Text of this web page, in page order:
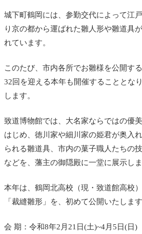
城下町鶴岡には、参勤交代によって江
り京の都から運ばれた雛人形や雛道具
れています。
このたび、市内各所でお雛様を公開す
32回を迎える本年も開催することとな
します。
致道博物館では、大名家ならではの優
はじめ、徳川家や細川家の姫君が奥入
られる雛道具、市内の菓子職人たちの
などを、藩主の御隠殿に一堂に展示しま
本年は、鶴岡北高校（現・致道館高校
「裁縫雛形」を、初めて公開いたします
会 期：令和8年2月21日(土)~4月5日(日)